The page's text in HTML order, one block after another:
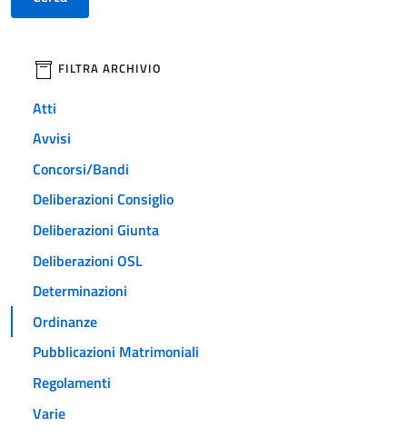
filtri da applicare
FILTRA ARCHIVIO
Atti
Avvisi
Concorsi/Bandi
Deliberazioni Consiglio
Deliberazioni Giunta
Deliberazioni OSL
Determinazioni
Ordinanze
Pubblicazioni Matrimoniali
Regolamenti
Varie